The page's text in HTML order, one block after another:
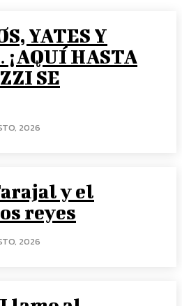
YATES Y
¡AQUÍ HASTA
SE
2026
y el
reyes
2026